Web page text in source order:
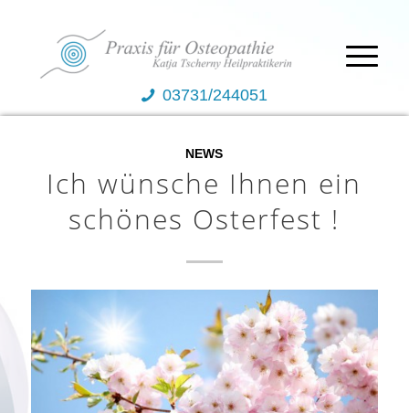
03731/244051
NEWS
Ich wünsche Ihnen ein
schönes Osterfest !